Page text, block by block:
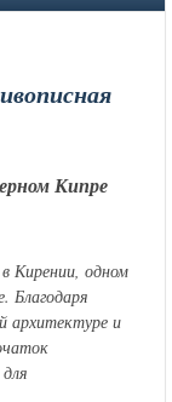
Кипре
Кирении, одном
Благодаря
архитектуре и